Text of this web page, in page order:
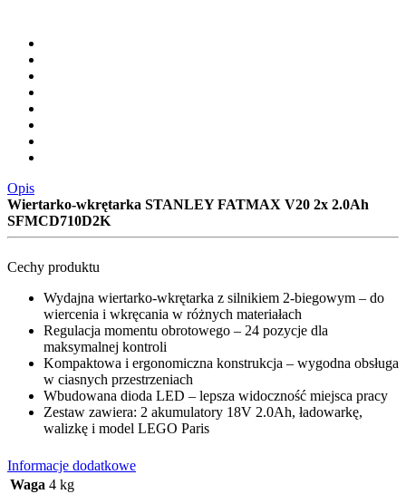
Opis
Wiertarko-wkrętarka STANLEY FATMAX V20 2x 2.0Ah
SFMCD710D2K
Cechy produktu
Wydajna wiertarko-wkrętarka z silnikiem 2-biegowym – do
wiercenia i wkręcania w różnych materiałach
Regulacja momentu obrotowego – 24 pozycje dla
maksymalnej kontroli
Kompaktowa i ergonomiczna konstrukcja – wygodna obsługa
w ciasnych przestrzeniach
Wbudowana dioda LED – lepsza widoczność miejsca pracy
Zestaw zawiera: 2 akumulatory 18V 2.0Ah, ładowarkę,
walizkę i model LEGO Paris
Informacje dodatkowe
Waga 4 kg